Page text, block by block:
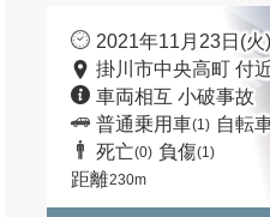
2021年11月23日(火
掛川市中央高町 付
車両相互 小破事故
普通乗用車(1) 自転
死亡(0) 負傷(1)
距離230m